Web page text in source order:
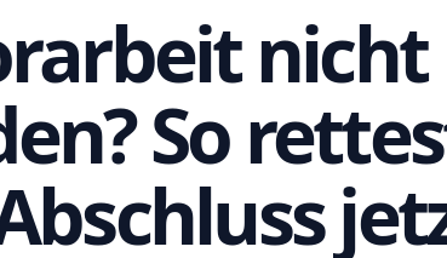
nicht
So